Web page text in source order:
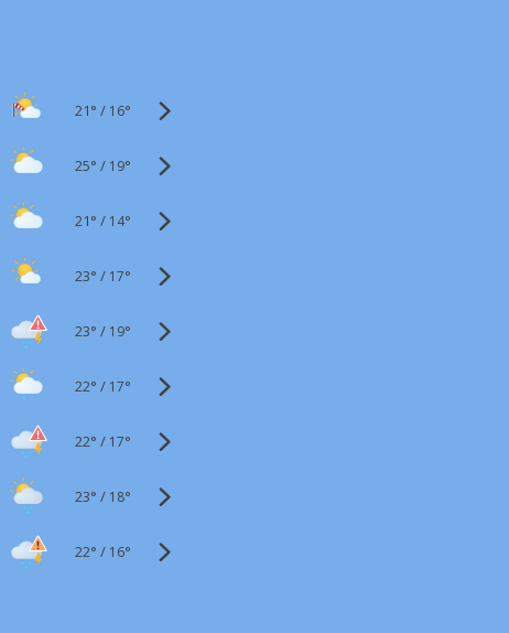
21° / 16°
25° / 19°
21° / 14°
23° / 17°
23° / 19°
22° / 17°
22° / 17°
23° / 18°
22° / 16°